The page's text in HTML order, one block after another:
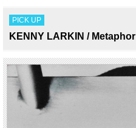
PICK UP
KENNY LARKIN / Metaphor